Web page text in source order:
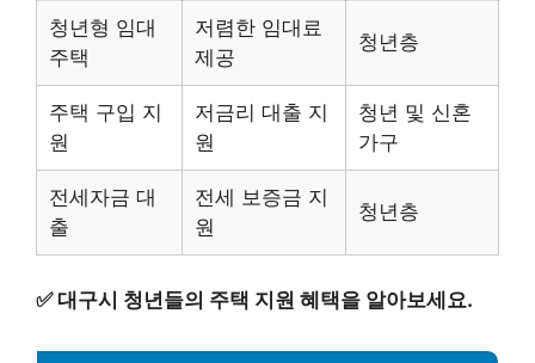
청년형 임대
주택
저렴한 임대료
제공
청년층
주택 구입 지
원
저금리 대출 지
원
청년 및 신혼
가구
전세자금 대
출
전세 보증금 지
원
청년층
✅대구시 청년들의 주택 지원 혜택을 알아보세요.